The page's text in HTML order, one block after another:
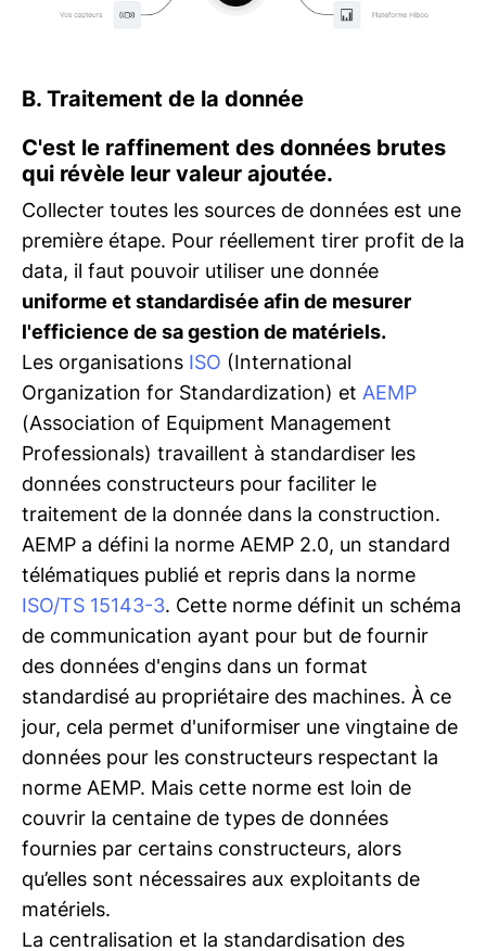
B. Traitement de la donnée
C'est le raffinement des données brutes
qui révèle leur valeur ajoutée.
Collecter toutes les sources de données est une
première étape. Pour réellement tirer profit de la
data, il faut pouvoir utiliser une donnée
uniforme et standardisée afin de mesurer
l'efficience de sa gestion de matériels.
Les organisations ISO (International
Organization for Standardization) et AEMP
(Association of Equipment Management
Professionals) travaillent à standardiser les
données constructeurs pour faciliter le
traitement de la donnée dans la construction.
AEMP a défini la norme AEMP 2.0, un standard
télématiques publié et repris dans la norme
ISO/TS 15143-3. Cette norme définit un schéma
de communication ayant pour but de fournir
des données d'engins dans un format
standardisé au propriétaire des machines. À ce
jour, cela permet d'uniformiser une vingtaine de
données pour les constructeurs respectant la
norme AEMP. Mais cette norme est loin de
couvrir la centaine de types de données
fournies par certains constructeurs, alors
qu’elles sont nécessaires aux exploitants de
matériels.
La centralisation et la standardisation des